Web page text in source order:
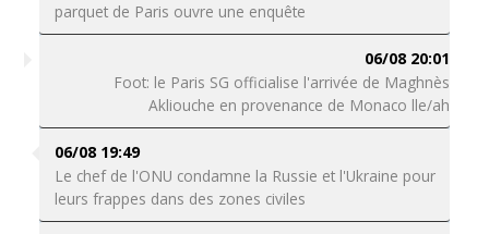
parquet de Paris ouvre une enquête
06/08 20:01
Foot: le Paris SG officialise l'arrivée de Maghnès
Akliouche en provenance de Monaco lle/ah
06/08 19:49
Le chef de l'ONU condamne la Russie et l'Ukraine pour
leurs frappes dans des zones civiles